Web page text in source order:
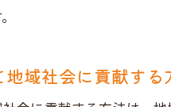
域社会に貢献する